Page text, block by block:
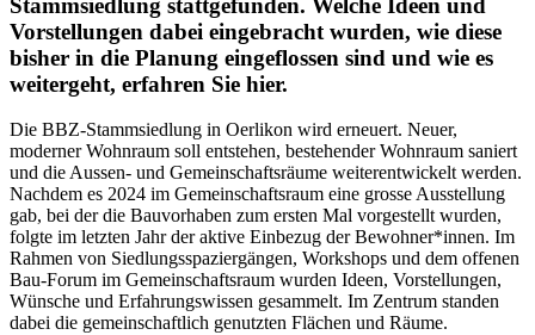
Vorstellungen dabei eingebracht wurden, wie diese
bisher in die Planung eingeflossen sind und wie es
weitergeht, erfahren Sie hier.
Die BBZ-Stammsiedlung in Oerlikon wird erneuert. Neuer,
moderner Wohnraum soll entstehen, bestehender Wohnraum saniert
und die Aussen- und Gemeinschaftsräume weiterentwickelt werden.
Nachdem es 2024 im Gemeinschaftsraum eine grosse Ausstellung
gab, bei der die Bauvorhaben zum ersten Mal vorgestellt wurden,
folgte im letzten Jahr der aktive Einbezug der Bewohner*innen. Im
Rahmen von Siedlungsspaziergängen, Workshops und dem offenen
Bau-Forum im Gemeinschaftsraum wurden Ideen, Vorstellungen,
Wünsche und Erfahrungswissen gesammelt. Im Zentrum standen
dabei die gemeinschaftlich genutzten Flächen und Räume.